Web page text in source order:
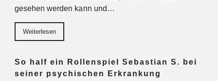
gesehen werden kann und…
Weiterlesen
So half ein Rollenspiel Sebastian S. bei
seiner psychischen Erkrankung